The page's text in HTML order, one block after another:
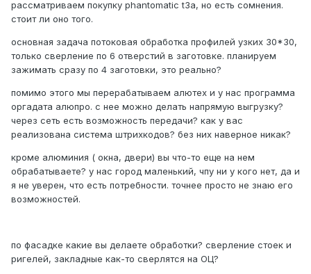
рассматриваем покупку phantomatic t3a, но есть сомнения.
стоит ли оно того.
основная задача потоковая обработка профилей узких 30*30,
только сверление по 6 отверстий в заготовке. планируем
зажимать сразу по 4 заготовки, это реально?
помимо этого мы перерабатываем алютех и у нас программа
оргадата алюпро. с нее можно делать напрямую выгрузку?
через сеть есть возможность передачи? как у вас
реализована система штрихкодов? без них наверное никак?
кроме алюминия ( окна, двери) вы что-то еще на нем
обрабатываете? у нас город маленький, чпу ни у кого нет, да и
я не уверен, что есть потребности. точнее про сто не знаю его
возможностей.
по фасадке какие вы делаете обработки? сверление стоек и
ригелей, закладные как-то сверлятся на ОЦ?